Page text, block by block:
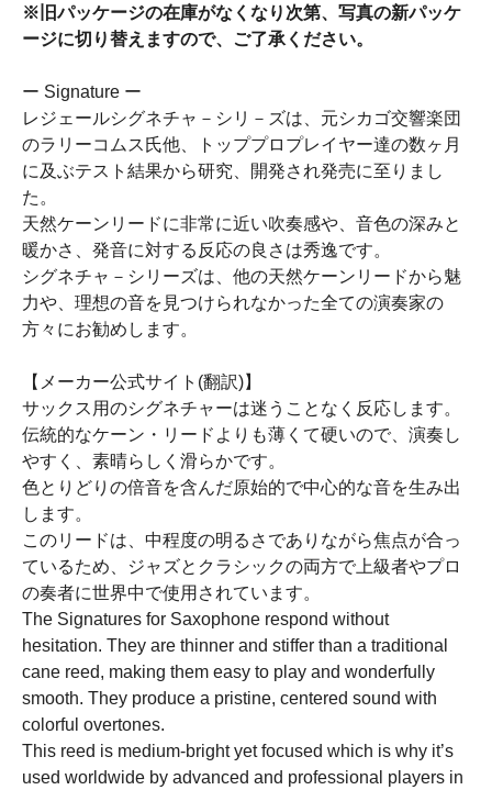
※旧パッケージの在庫がなくなり次第、写真の新パッケ
ージに切り替えますので、ご了承ください。
ー Signature ー
レジェールシグネチャ－シリ－ズは、元シカゴ交響楽団
のラリーコムス氏他、トッププロプレイヤー達の数ヶ月
に及ぶテスト結果から研究、開発され発売に至りまし
た。
天然ケーンリードに非常に近い吹奏感や、音色の深みと
暖かさ、発音に対する反応の良さは秀逸です。
シグネチャ－シリーズは、他の天然ケーンリードから魅
力や、理想の音を見つけられなかった全ての演奏家の
方々にお勧めします。
【メーカー公式サイト(翻訳)】
サックス用のシグネチャーは迷うことなく反応します。
伝統的なケーン・リードよりも薄くて硬いので、演奏し
やすく、素晴らしく滑らかです。
色とりどりの倍音を含んだ原始的で中心的な音を生み出
します。
このリードは、中程度の明るさでありながら焦点が合っ
ているため、ジャズとクラシックの両方で上級者やプロ
の奏者に世界中で使用されています。
The Signatures for Saxophone respond without
hesitation. They are thinner and stiffer than a traditional
cane reed, making them easy to play and wonderfully
smooth. They produce a pristine, centered sound with
colorful overtones.
This reed is medium-bright yet focused which is why it’s
used worldwide by advanced and professional players in